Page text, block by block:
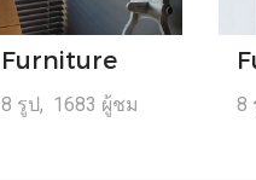
Furniture
8 รูป, 1683 ผู้ชม 8